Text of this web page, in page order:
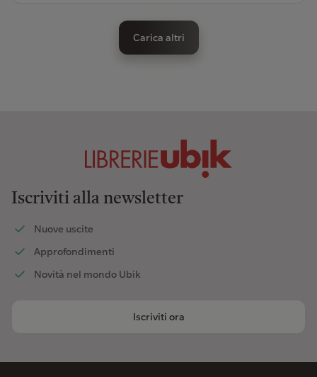
Carica altri
Iscriviti alla newsletter
Nuove uscite
Approfondimenti
Novità nel mondo Ubik
Iscriviti ora